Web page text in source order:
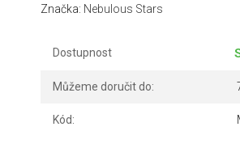
Značka: Nebulous Stars
Dostupnost
Můžeme doručit do:
Kód: